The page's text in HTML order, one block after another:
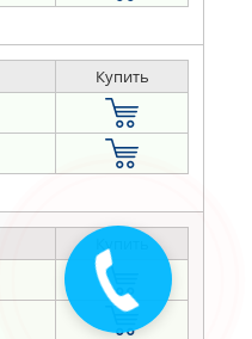
Купить
Купить
Закажите
звонок